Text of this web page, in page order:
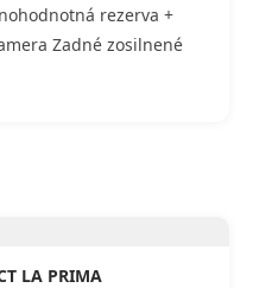
rezerva +
Zadné zosilnené
LA PRIMA